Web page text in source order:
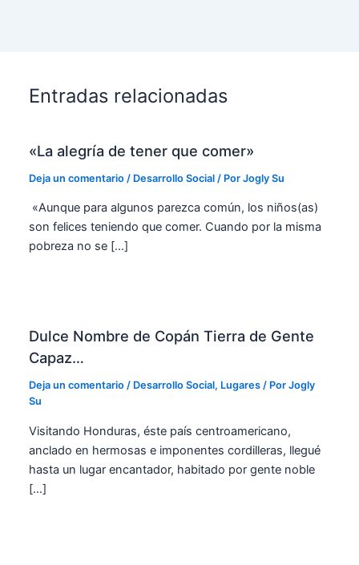
Entradas relacionadas
«La alegría de tener que comer»
Deja un comentario / Desarrollo Social / PorJogly Su
«Aunque para algunos parezca común, los niños(as)
son felices teniendo que comer. Cuando por la misma
pobreza no se […]
Dulce Nombre de Copán Tierra de Gente
Capaz…
Deja un comentario / Desarrollo Social, Lugares / PorJogly
Su
Visitando Honduras, éste país centroamericano,
anclado en hermosas e imponentes cordilleras, llegué
hasta un lugar encantador, habitado por gente noble
[…]